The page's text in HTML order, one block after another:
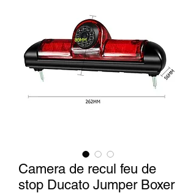
Camera de recul feu de
stop Ducato Jumper Boxer